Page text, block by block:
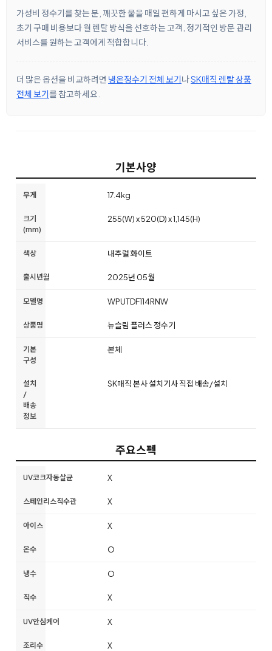
가성비 정수기를 찾는 분, 깨끗한 물을 매일 편하게 마시고 싶은 가정,
초기 구매 비용보다 월 렌탈 방식을 선호하는 고객, 정기적인 방문 관리
서비스를 원하는 고객에게 적합합니다.
더 많은 옵션을 비교하려면 냉온정수기 전체 보기나SK매직 렌탈 상품
전체 보기를 참고하세요.
기본사양
무게 17.4kg
크기
(mm)
255(W) x 520(D) x 1,145(H)
색상 내추럴 화이트
출시년월 2025년 05월
모델명 WPUTDF114RNW
상품명 뉴슬림 플러스 정수기
기본
구성
본체
설치
/
배송
정보
SK매직 본사 설치기사 직접 배송/설치
주요스펙
UV코크자동살균 X
스테인리스직수관 X
아이스 X
온수 O
냉수 O
직수 X
UV안심케어 X
조리수
X